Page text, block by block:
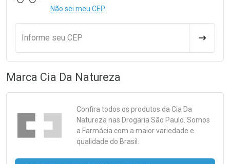
Não sei meu CEP
Informe seu CEP
Marca Cia Da Natureza
Confira todos os produtos da Cia Da
Natureza nas Drogaria São Paulo. Somos
a Farmácia com a maior variedade e
qualidade do Brasil.